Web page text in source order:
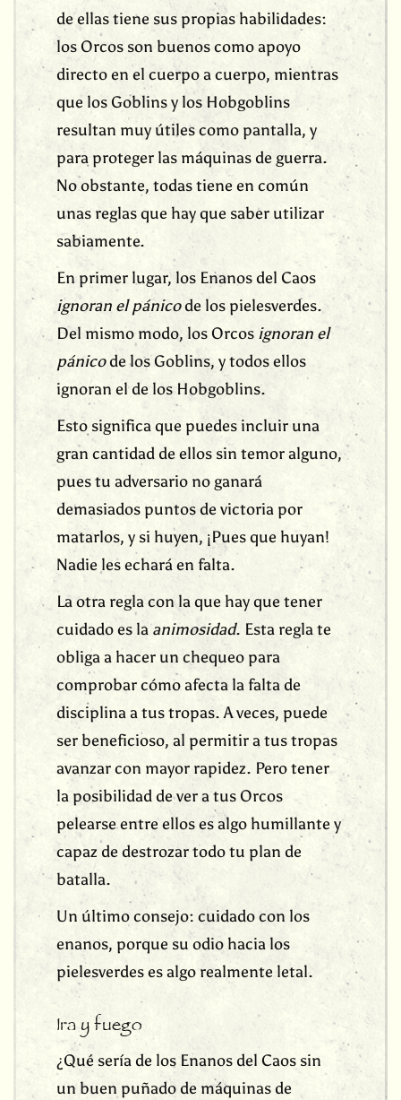
de ellas tiene sus propias habilidades:
los Orcos son buenos como apoyo
directo en el cuerpo a cuerpo, mientras
que los Goblins y los Hobgoblins
resultan muy útiles como pantalla, y
para proteger las máquinas de guerra.
No obstante, todas tiene en común
unas reglas que hay que saber utilizar
sabiamente.
En primer lugar, los Enanos del Caos
ignoran el pánicode los pielesverdes.
Del mismo modo, los Orcos ignoran el
pánicode los Goblins, y todos ellos
ignoran el de los Hobgoblins.
Esto significa que puedes incluir una
gran cantidad de ellos sin temor alguno,
pues tu adversario no ganará
demasiados puntos de victoria por
matarlos, y si huyen, ¡Pues que huyan!
Nadie les echará en falta.
La otra regla con la que hay que tener
cuidado es laanimosidad. Esta regla te
obliga a hacer un chequeo para
comprobar cómo afecta la falta de
disciplina a tus tropas. A veces, puede
ser beneficioso, al permitir a tus tropas
avanzar con mayor rapidez. Pero tener
la posibilidad de ver a tus Orcos
pelearse entre ellos es algo humillante y
capaz de destrozar todo tu plan de
batalla.
Un último consejo: cuidado con los
enanos, porque su odio hacia los
pielesverdes es algo realmente letal.
Ira y fuego
¿Qué sería de los Enanos del Caos sin
un buen puñado de máquinas de